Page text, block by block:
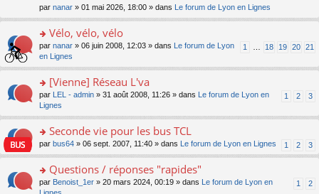
e
s
ré
c
e
nt
n
lu
pl
u
s
ré
c
e
nt
g
n
o
n
lu
pl
u
s
ré
c
e
e
s
s
g
o
n
lu
le
u
s
ré
c
e
nt
ult
er
le
m
e
s
a
g
e
n
o
n
pl
u
par nanar » 01 mai 2026, 18:00 » dans Le forum de Lyon en Lignes
o
n
s
er
le
m
e
s
s
e
n
Vélo, vélo, vélo
1 18 19 20 21
par nanar » 06 juin 2008, 12:03 » dans
Le forum de Lyon
en Lignes
o
s
er
le
m
e
s
s
[Vienne] Réseau L'va
1 2 3
par LEL - admin » 31 août 2008, 11:26 » dans
Le forum de Lyon en
Lignes
o
n
ult
er
Seconde vie pour les bus TCL
1 2 3
par bus64 » 06 sept. 2007, 11:40 » dans Le forum de Lyon en Lignes
o
Questions / réponses "rapides"
1 2
par Benoist_1er » 20 mars 2024, 00:19 » dans
Le forum de Lyon en